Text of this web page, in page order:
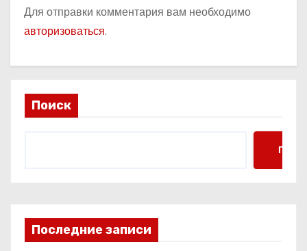
Для отправки комментария вам необходимо
авторизоваться.
Поиск
Поиск
Последние записи